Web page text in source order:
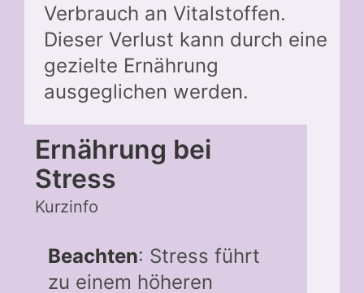
Verbrauch an Vitalstoffen.
Dieser Verlust kann durch eine
gezielte Ernährung
ausgeglichen werden.
Ernährung bei
Stress
Kurzinfo
Beachten: Stress führt
zu einem höheren